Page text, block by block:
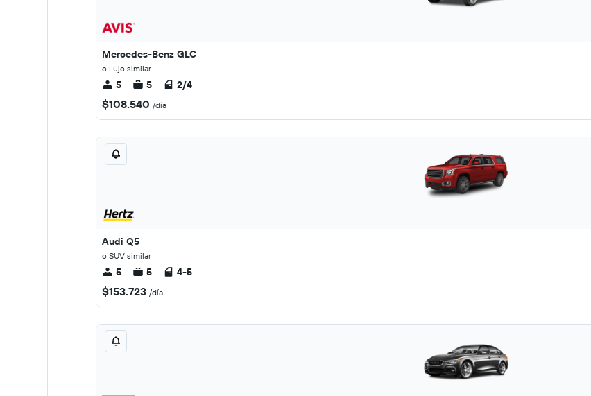
Mercedes-Benz GLC
o Lujo similar
5 5 2/4
$108.540 /día
Audi Q5
o SUV similar
5 5 4-5
$153.723 /día